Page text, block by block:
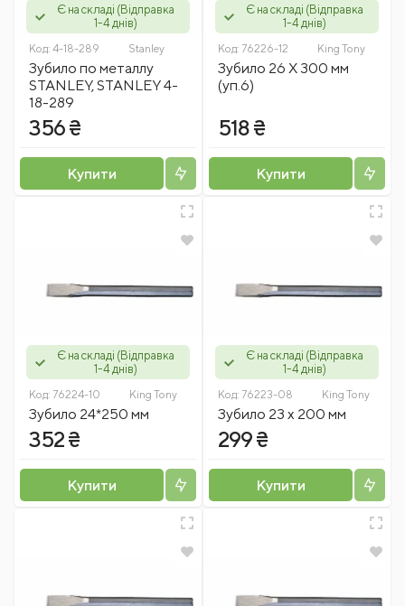
Є на складі (Відправка
1-4 днів)
Код: 4-18-289 Stanley
Зубило по металлу
STANLEY, STANLEY 4-
18-289
356 ₴
Купити
Є на складі (Відправка
1-4 днів)
Код: 76226-12 King Tony
Зубило 26 Х 300 мм
(уп.6)
518 ₴
Купити
Є на складі (Відправка
1-4 днів)
Код: 76224-10 King Tony
Зубило 24*250 мм
352 ₴
Купити
Є на складі (Відправка
1-4 днів)
Код: 76223-08 King Tony
Зубило 23 х 200 мм
299 ₴
Купити